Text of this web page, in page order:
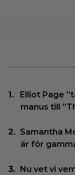
Elliot Page
manus till
Samantha
är för
Nu vet vi